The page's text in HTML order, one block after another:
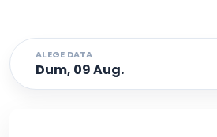
ALEGE DATA
Dum, 09 Aug.